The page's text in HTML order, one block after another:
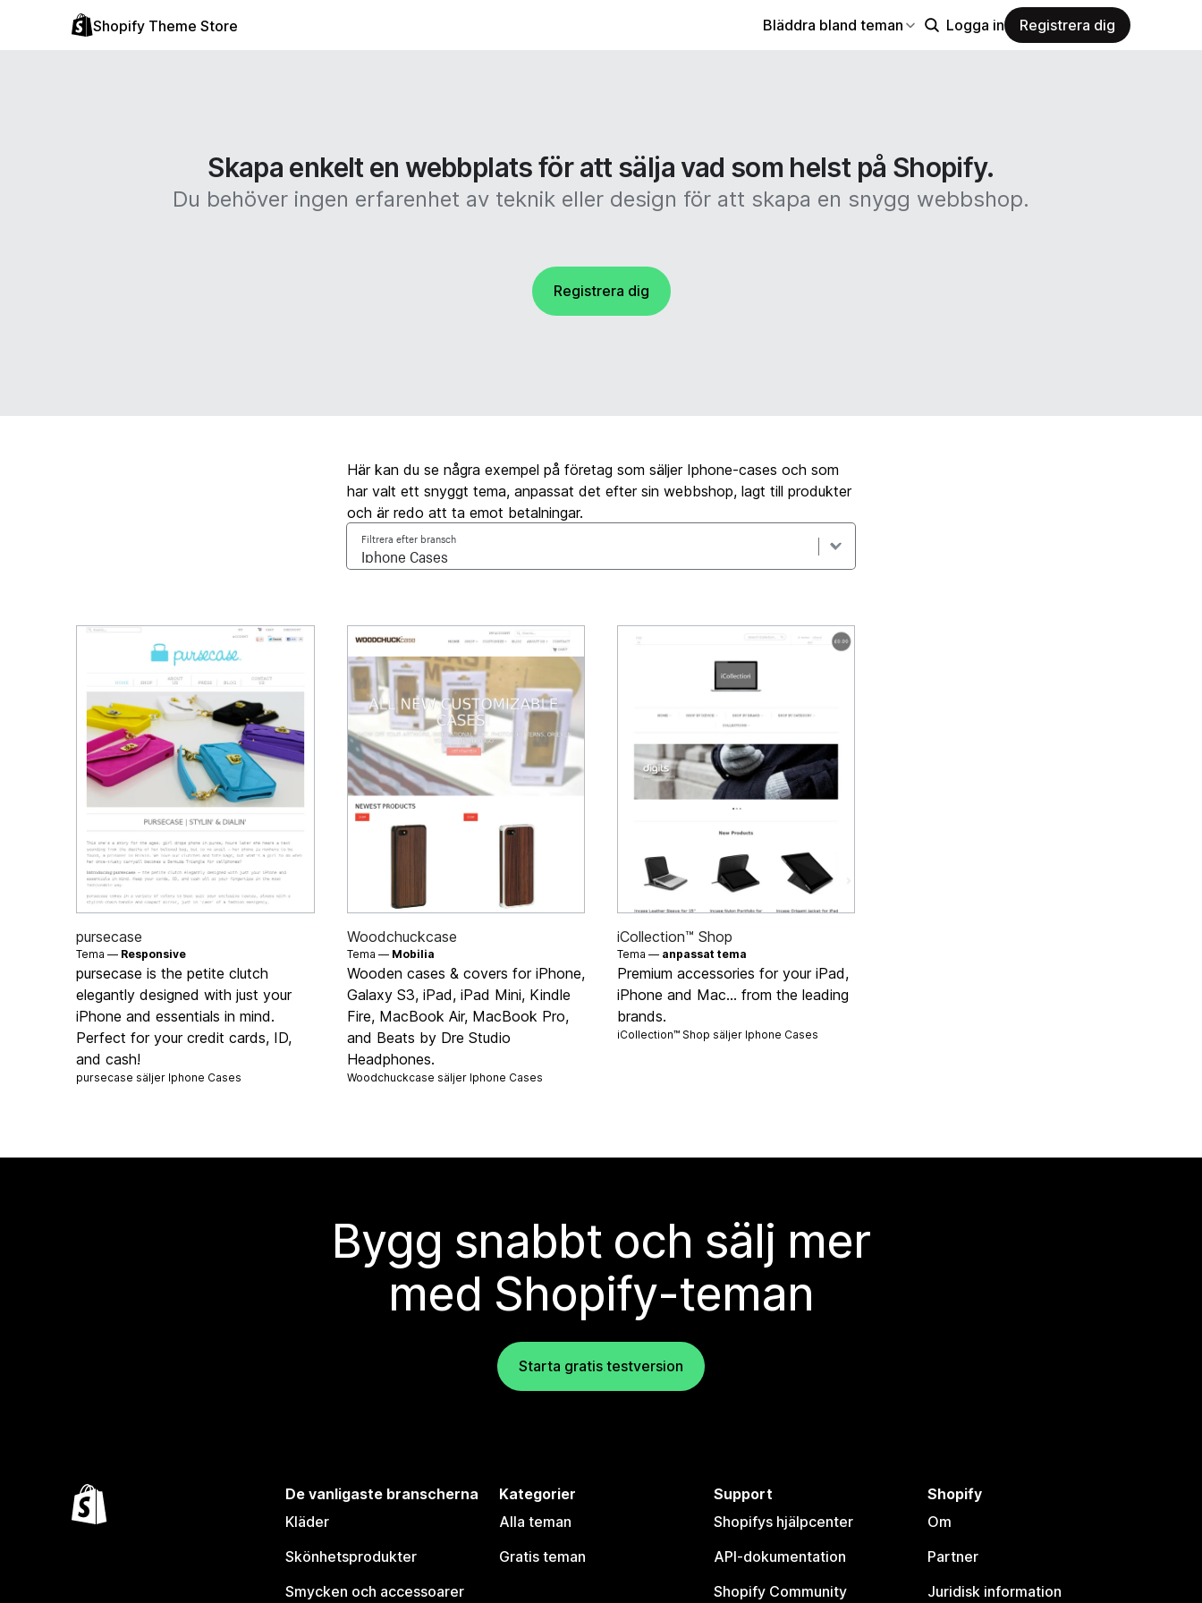
Shopify Theme Store Bläddra bland teman Logga in Registrera dig
Skapa enkelt en webbplats för att sälja vad som helst på Shopify.
Du behöver ingen erfarenhet av teknik eller design för att skapa en snygg webbshop.
Registrera dig
Här kan du se några exempel på företag som säljer Iphone-cases och som
har valt ett snyggt tema, anpassat det efter sin webbshop, lagt till produkter
och är redo att ta emot betalningar.
Filtrera efter bransch
pursecase
Tema — Responsive
pursecase is the petite clutch
elegantly designed with just your
iPhone and essentials in mind.
Perfect for your credit cards, ID,
and cash!
pursecase säljer Iphone Cases
Woodchuckcase
Tema — Mobilia
Wooden cases & covers for iPhone,
Galaxy S3, iPad, iPad Mini, Kindle
Fire, MacBook Air, MacBook Pro,
and Beats by Dre Studio
Headphones.
Woodchuckcase säljer Iphone Cases
iCollection™ Shop
Tema — anpassat tema
Premium accessories for your iPad,
iPhone and Mac... from the leading
brands.
iCollection™ Shop säljer Iphone Cases
Bygg snabbt och sälj mer
med Shopify-teman
Starta gratis testversion
De vanligaste branscherna
Kläder
Skönhetsprodukter
Smycken och accessoarer
Kategorier
Alla teman
Gratis teman
Support
Shopifys hjälpcenter
API-dokumentation
Shopify Community
Shopify
Om
Partner
Juridisk information